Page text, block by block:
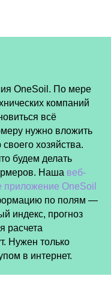
OneSoil. По мере
компаний
всё
нужно вложить
хозяйства.
будем делать
Наша веб-
приложение OneSoil
по полям —
индекс, прогноз
расчета
Нужен только
в интернет.